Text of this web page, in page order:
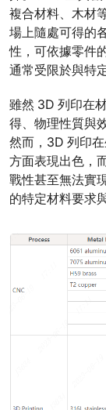
複合材料、木材
場上隨處可得的
性，可依據零件
通常受限於與特
雖然 3D 列印在
得、物理性質與
然而，3D 列印
方面表現出色，
戰性甚至無法實
的特定材料要求